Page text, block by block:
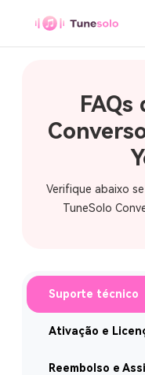
Conversor de
FAQs
Verifique abaixo
TuneSolo
Suporte técnico
Ativação e
Reembolso e